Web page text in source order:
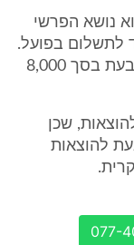
נושא הפרשי
כחוק מיום 18.10.93 ועד לתשלום בפועל.
כן תישא הנתבעת בשכ"ט עו"ד של התובעת בסך 8,000
שכן
להוצאות